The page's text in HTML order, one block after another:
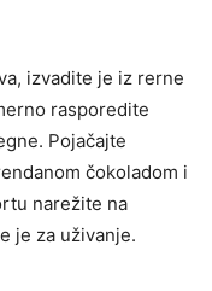
izvadite je iz rerne
rasporedite
Pojačajte
čokoladom i
narežite na
je za uživanje.